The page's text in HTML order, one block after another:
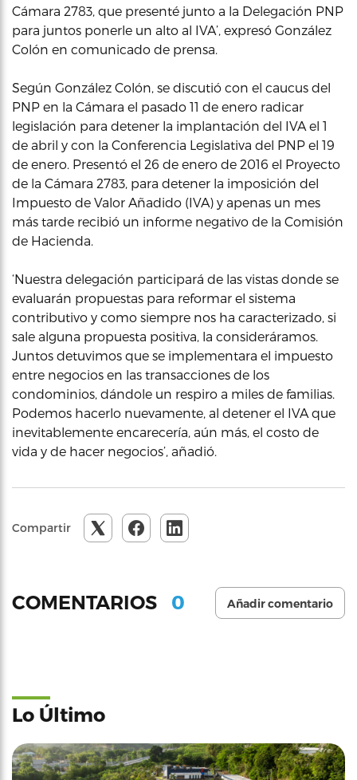
Cámara 2783, que presenté junto a la Delegación PNP
para juntos ponerle un alto al IVA’, expresó González
Colón en comunicado de prensa.
Según González Colón, se discutió con el caucus del
PNP en la Cámara el pasado 11 de enero radicar
legislación para detener la implantación del IVA el 1
de abril y con la Conferencia Legislativa del PNP el 19
de enero. Presentó el 26 de enero de 2016 el Proyecto
de la Cámara 2783, para detener la imposición del
Impuesto de Valor Añadido (IVA) y apenas un mes
más tarde recibió un informe negativo de la Comisión
de Hacienda.
‘Nuestra delegación participará de las vistas donde se
evaluarán propuestas para reformar el sistema
contributivo y como siempre nos ha caracterizado, si
sale alguna propuesta positiva, la consideráramos.
Juntos detuvimos que se implementara el impuesto
entre negocios en las transacciones de los
condominios, dándole un respiro a miles de familias.
Podemos hacerlo nuevamente, al detener el IVA que
inevitablemente encarecería, aún más, el costo de
vida y de hacer negocios’, añadió.
Compartir
COMENTARIOS 0 Añadir comentario
Lo Último